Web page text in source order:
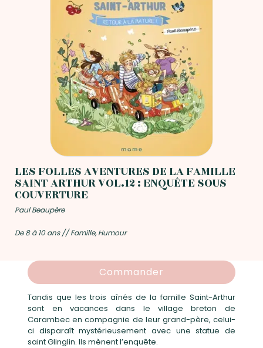
LES FOLLES AVENTURES DE LA FAMILLE
SAINT ARTHUR VOL.12 : ENQUÊTE SOUS
COUVERTURE
Paul Beaupère
De 8 à 10 ans // Famille, Humour
Commander
Tandis que les trois aînés de la famille Saint-Arthur
sont en vacances dans le village breton de
Carambec en compagnie de leur grand-père, celui-
ci disparaît mystérieusement avec une statue de
saint Glinglin. Ils mènent l’enquête.